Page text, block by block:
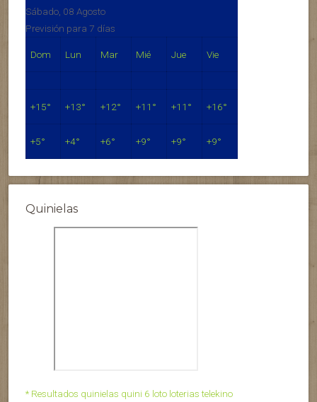
Sábado, 08 Agosto
Previsión para 7 días
Dom Lun Mar Mié Jue Vie
+15° +13° +12° +11° +11° +16°
+5° +4° +6° +9° +9° +9°
Quinielas
* Resultados quinielas quini 6 loto loterias telekino